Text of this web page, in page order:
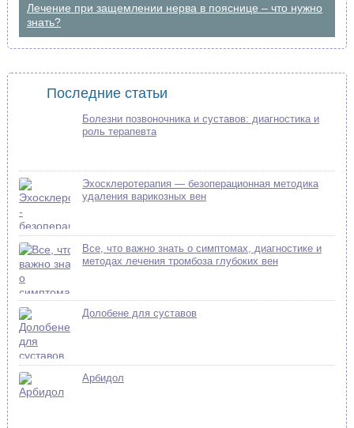
Лечение при защемлении нерва в пояснице – что нужно
знать?
Последние статьи
Болезни позвоночника и суставов: диагностика и
роль терапевта
Эхосклеротерапия — безоперационная методика
удаления варикозных вен
Все, что важно знать о симптомах, диагностике и
методах лечения тромбоза глубоких вен
Долобене для суставов
Арбидол